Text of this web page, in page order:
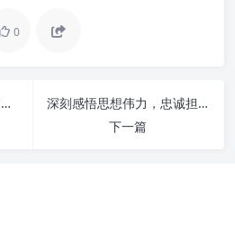
0
提升站位 提高水平：驱动办公室工作迈向卓越新境界
深刻感悟思想伟力，忠诚担当勇毅前行：时代赋予的使命与担当
下一篇
实政治思想：指引方向的压舱